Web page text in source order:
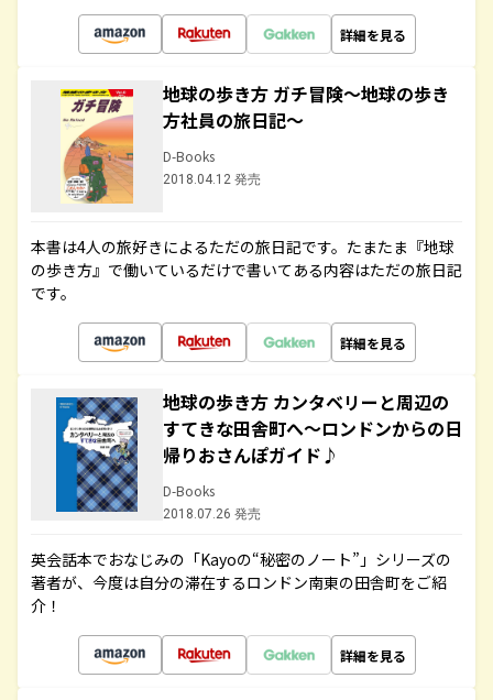
詳細を見る
地球の歩き方 ガチ冒険～地球の歩き
方社員の旅日記～
D-Books
2018.04.12 発売
本書は4人の旅好きによるただの旅日記です。たまたま『地球
の歩き方』で働いているだけで書いてある内容はただの旅日記
です。
詳細を見る
地球の歩き方 カンタベリーと周辺の
すてきな田舎町へ～ロンドンからの日
帰りおさんぽガイド♪
D-Books
2018.07.26 発売
英会話本でおなじみの「Kayoの“秘密のノート”」シリーズの
著者が、今度は自分の滞在するロンドン南東の田舎町をご紹
介！
詳細を見る